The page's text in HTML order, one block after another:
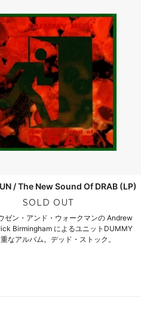
/ The New Sound Of DRAB (LP)
SOLD OUT
ゼン・アンド・ウォークマンの Andrew
Birmingham によるユニットDUMMY
なアルバム。デッド・ストック。